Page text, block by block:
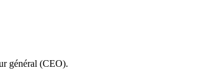
général (CEO).